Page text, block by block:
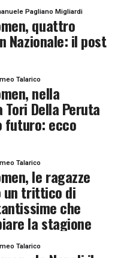
Pagliano Migliardi
quattro
Nazionale: il post
Talarico
nella
Della Peruta
futuro: ecco
Talarico
le ragazze
un trittico di
che
la stagione
Talarico